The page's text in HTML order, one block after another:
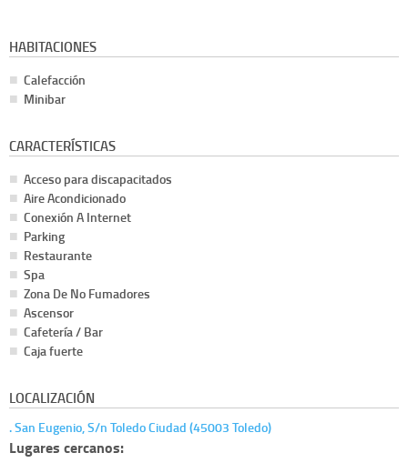
HABITACIONES
Calefacción
Minibar
CARACTERÍSTICAS
Acceso para discapacitados
Aire Acondicionado
Conexión A Internet
Parking
Restaurante
Spa
Zona De No Fumadores
Ascensor
Cafetería / Bar
Caja fuerte
LOCALIZACIÓN
. San Eugenio, S/n Toledo Ciudad (45003 Toledo)
Lugares cercanos: